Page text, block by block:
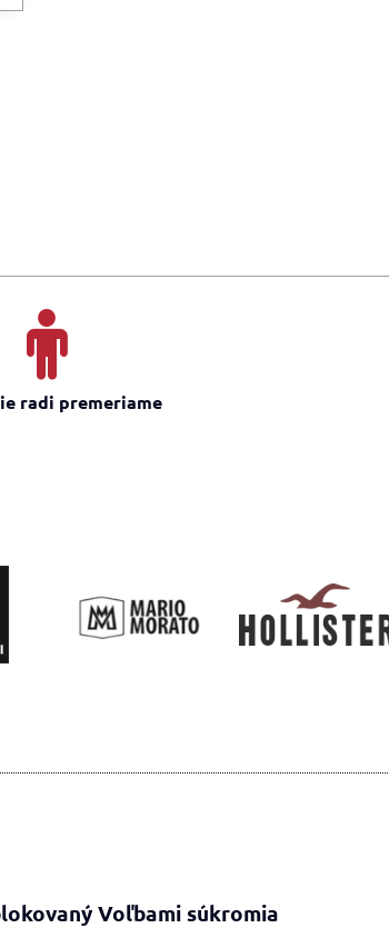
radi premeriame
Voľbami súkromia